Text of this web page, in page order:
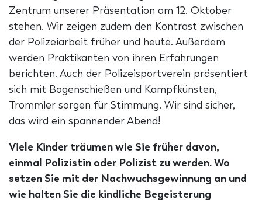
Zentrum unserer Präsentation am 12. Oktober
stehen. Wir zeigen zudem den Kontrast zwischen
der Polizeiarbeit früher und heute. Außerdem
werden Praktikanten von ihren Erfahrungen
berichten. Auch der Polizeisportverein präsentiert
sich mit Bogenschießen und Kampfkünsten,
Trommler sorgen für Stimmung. Wir sind sicher,
das wird ein spannender Abend!
Viele Kinder träumen wie Sie früher davon,
einmal Polizistin oder Polizist zu werden. Wo
setzen Sie mit der Nachwuchsgewinnung an und
wie halten Sie die kindliche Begeisterung